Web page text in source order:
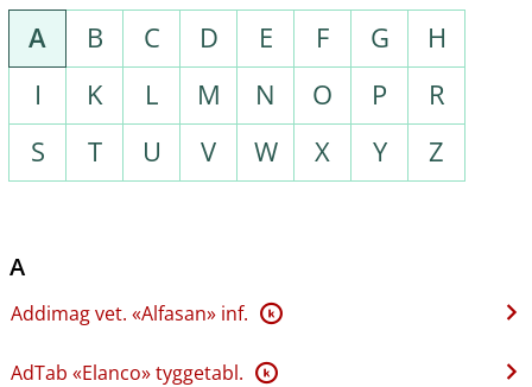
A B C D E F G
H
I
K L M N O P
R
S
T U V W X Y Z
A
Addimag vet. «Alfasan» inf. K
AdTab «Elanco» tyggetabl. K